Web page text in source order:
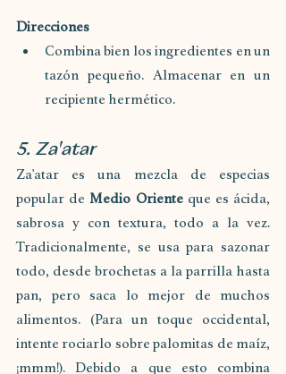
Direcciones
Combina bien los ingredientes en un
tazón pequeño. Almacenar en un
recipiente hermético.
5. Za'atar
Za'atar es una mezcla de especias
popular de Medio Oriente que es ácida,
sabrosa y con textura, todo a la vez.
Tradicionalmente, se usa para sazonar
todo, desde brochetas a la parrilla hasta
pan, pero saca lo mejor de muchos
alimentos. (Para un toque occidental,
intente rociarlo sobre palomitas de maíz,
¡mmm!). Debido a que esto combina